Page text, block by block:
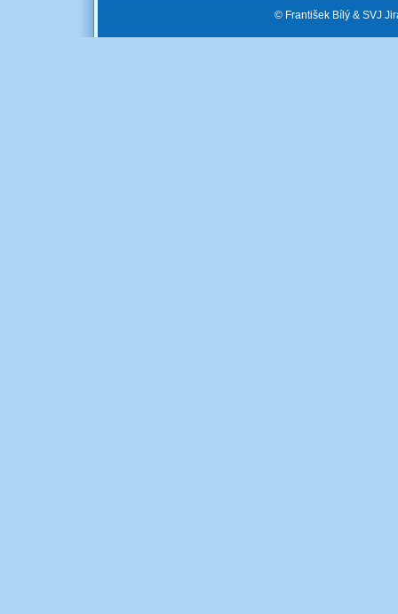
© František Bílý & SVJ